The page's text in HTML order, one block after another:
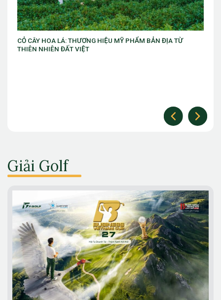
BẢN ĐỊA TỪ
VIB ra mắt chương trình “VIB Swing – Mở
làm chủ thời cuộc” với ưu đãi Golf lên đến 10
Giải Golf